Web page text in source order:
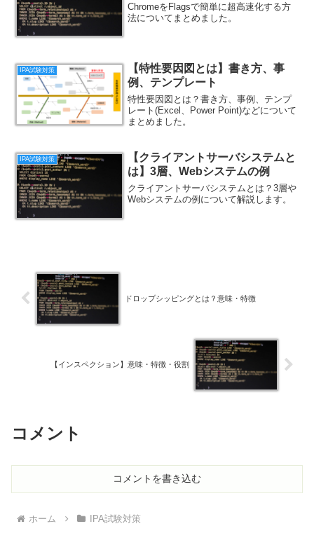
ChromeをFlagsで簡単に超高速化する方
法についてまとめました。
IPA試験対策
【特性要因図とは】書き方、事
例、テンプレート
特性要因図とは？書き方、事例、テンプ
レート(Excel、Power Point)などについて
まとめました。
IPA試験対策
【クライアントサーバシステムと
は】3層、Webシステムの例
クライアントサーバシステムとは？3層や
Webシステムの例について解説します。
ドロップシッピングとは？意味・特徴
【インスペクション】意味・特徴・役割
コメント
コメントを書き込む
ホーム IPA試験対策